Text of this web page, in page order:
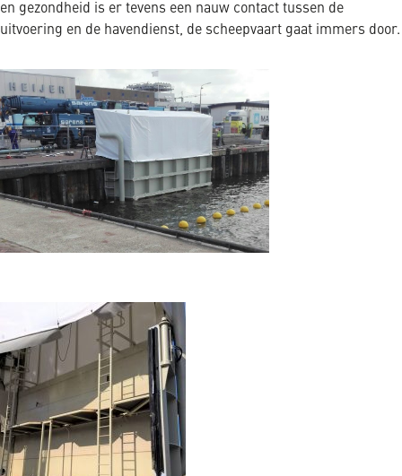
en gezondheid is er tevens een nauw contact tussen de
uitvoering en de havendienst, de scheepvaart gaat immers door.